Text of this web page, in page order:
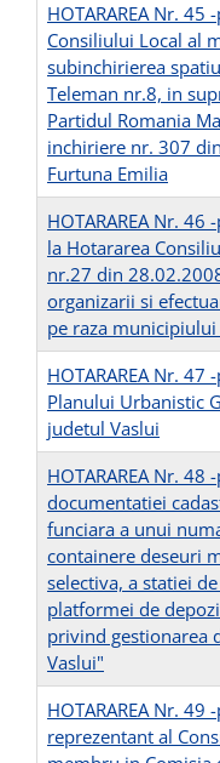
HOTARAREA Nr.
Consiliului Local al
subinchirierea
Teleman nr.8, in
Partidul Romania
inchiriere nr. 307
Furtuna Emilia
HOTARAREA Nr.
la Hotararea
nr.27 din
organizarii si
pe raza municipiului
HOTARAREA Nr.
Planului Urbanistic
judetul Vaslui
HOTARAREA Nr.
documentatiei
funciara a unui
containere deseuri
selectiva, a statiei
platformei de
privind gestionarea
Vaslui"
HOTARAREA Nr.
reprezentant al